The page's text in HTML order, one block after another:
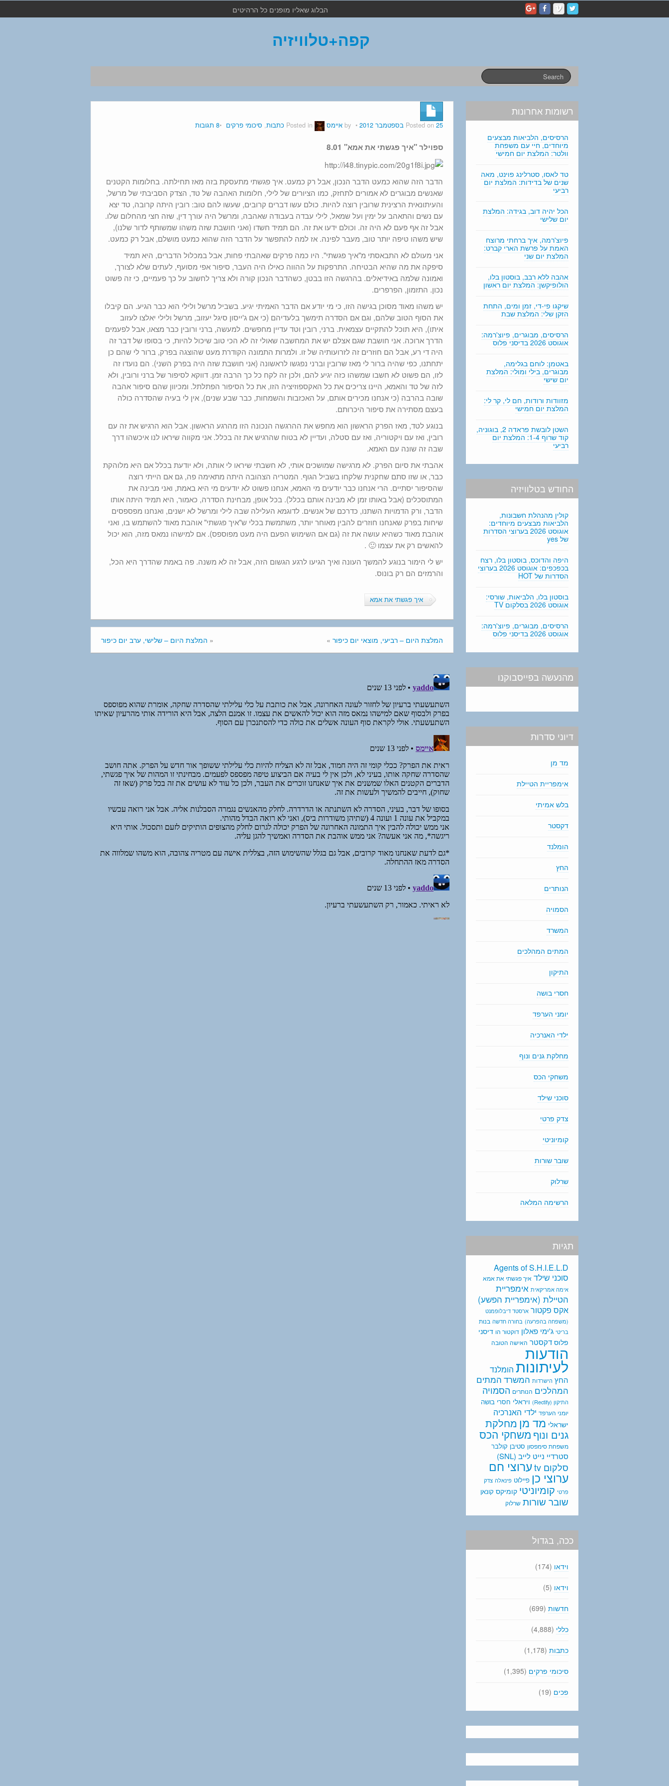
e
הבלוג שאליו מופנים כל הרהיטים
קפה+טלוויזיה
Posted on 25 בספטמבר 2012 by איימס Posted in כתבות, סיכומי פרקים 8 תגובות
ספוילר "איך פגשתי את אמא" 8.01
הדבר הזה שהוא כמעט הדבר הנכון, אבל רק כמעט. איך פגשתי מתעסקת בזה מאז תחילתה. בחלומות הקטנים
שאנשים מבוגרים לא אמורים לתחזק, כמו הציורים של לילי, חלומות האהבה של טד, הצדק הסביבתי של מרשל,
והעיתונאית הרצינית שרובין רוצה להיות. כולם עשו דברים קרובים, שעשו להם טוב: רובין היתה קרובה, טד יצא
עם נשים והתאהב על ימין ועל שמאל, לילי עבדה בעבודה שאהבה, ומרשל היה עורך דין, שזה חצי מהחלום שלו.
אבל זה אף פעם לא היה זה. וכולם ידעו את זה. הם תמיד חשדו (ואני חושבת שזה משהו שמשותף לדור שלנו),
שיש משהו טיפה יותר טוב, מעבר לפינה. אז למה להתפשר על הדבר הזה שהוא כמעט מושלם, אבל רק כמעט.
אני מעולם לא התבאסתי מ"איך פגשתי". היו כמה פרקים שאהבתי פחות, אבל במכלול הדברים, היא תמיד
סיפקה את מה שהיא הבטיחה. התרפקות על ההווה כאילו היה העבר, סיפור אפי מסועף, לעתים שלא לצורך,
ואמונה שלמה באידיאלים. בהרגשה הזו בבטן, כשהדבר הנכון קורה ולא צריך לחשוב על כך פעמיים, כי זה פשוט
נכון. התזמון, הפרפרים.
יש משהו מאוד מסוכן בגישה הזו, כי מי יודע אם הדבר האמיתי יגיע. בשביל מרשל ולילי הוא כבר הגיע. הם קיבלו
את הסוף הטוב שלהם, וגם אם הסדרה תימשך בלעדיהם (כי אם ג'ייסון סיגל יעזוב, מרשל ולילי יאלצו לעזוב
איתו), היא תוכל להתקיים עצמאית. ברני, רובין וטד עדיין מחפשים. למעשה, ברני ורובין כבר מצאו, אבל לפעמים
הדרך ארוכה. אני חושבת שגם אצלם יש את המחשבה שאולי זה לא הכי טוב שיכול להיות, כי בסופו של דבר זה
היה די רע, אבל הם חוזרים זה לזרועותיה של זו. ולמרות התמונה הקודרת מעט שהוצגה בפרק, ברור לי שהם כן
יתחתנו, כפי שהיה ברור לי מאז שרובין וברני נפגשו לראשונה (אני חושבת שזה היה בפרק השני). הם נועדו זה
לזו, הם פשוט לא חשבו שמשהו כזה יגיע להם, ולכן זה לקח כל כך הרבה זמן. דווקא לסיפור של ברני ורובין, ולא
לזה של טד והאמא, היינו צריכים את כל האקספוזיציה הזו, את כל הסיפור הפתלתל. ומכיוון שהם סיפור אהבה
שובה בהרבה (כי אנחנו מכירים אותם, על האכזבות והשמחות, כבר שבע שנים), אין לי בעיה שהסדרה כולה
בעצם מסתירה את סיפור היכרותם.
בנוגע לטד, מאז הפרק הראשון הוא מחפש את ההרגשה הנכונה הזו מהרגע הראשון. אבל הוא הרגיש את זה עם
רובין, ואז עם ויקטוריה, ואז עם סטלה, ועדיין לא בטוח שהרגיש את זה בכלל. אני מקווה שיראו לנו איכשהו דרך
שבה זה שונה עם האמא.
אהבתי את סיום הפרק. לא מרגישה שמושכים אותי, לא חשבתי שיראו לי אותה, ולא יודעת בכלל אם היא מלוהקת
כבר, או שזו סתם שחקנית שלקחו בשביל הגוף. המטריה הצהובה היתה מתאימה פה, גם אם הייתי רוצה
שהסיפור יסתיים. הרי אנחנו כבר יודעים מי האמא, אנחנו פשוט לא יודעים מי היא באמת, ואני מבינה את
המתוסכלים (אבל באותו זמן לא מבינה אותם בכלל). בכל אופן, מבחינת הסדרה, כאמור, היא תמיד היתה אותו
הדבר, ורק הדמויות השתנו, כדרכם של אנשים. לדוגמא העלילה שבה לילי ומרשל לא ישנים, ואנחנו מפספסים
שיחות בפרק שאנחנו חוזרים להבין מאוחר יותר, משתמשת בכלי ש"איך פגשתי" אוהבת מאוד להשתמש בו, ואני
אוהבת מאוד כשהיא עושה את זה (גם אם השימוש הפעם היה מעט מפוספס). אם למישהו נמאס מזה, הוא יכול
להאשים רק את עצמו 🙂 .
יש לי הימור בנוגע להמשך העונה ואיך הגיעו לרגע הגשום הזה, אבל זה לא משנה. פה באמת שהדרך היא הכל,
והרמזים הם רק בונוס.
איך פגשתי את אמא
« המלצת היום – שלישי, ערב יום כיפור המלצת היום – רביעי, מוצאי יום כיפור »
רשומות אחרונות
הרסיסים, הלביאות מבצעים
מיוחדים, חיי עם משפחת
וולטר: המלצת יום חמישי
טד לאסו, סטרלינג פוינט, מאה
שנים של בדידות: המלצת יום
רביעי
הכל יהיה דוב, בגידה: המלצת
יום שלישי
פיוצ'רמה, איך ברחתי מרוצח
האמת על פרשת הארי קברט:
המלצת יום שני
אהבה ללא רבב, בוסטון בלו,
הולופיקשן: המלצת יום ראשון
שיקגו פי-די, זמן ומים, התחת
הזקן שלי: המלצת שבת
הרסיסים, מבוגרים, פיוצ'רמה:
אוגוסט 2026 בדיסני פלוס
באטמן: לוחם בגלימה,
מבוגרים, בילי ומולי: המלצת
יום שישי
מזוודות ורודות, חם לי, קר לי:
המלצת יום חמישי
השטן לובשת פראדה 2, בוגוניה,
קוד שרוף 1-4: המלצת יום
רביעי
החודש בטלוויזיה
קולין מהנהלת חשבונות,
הלביאות מבצעים מיוחדים:
אוגוסט 2026 בערוצי הסדרות
של yes
היפה והדוכס, בוסטון בלו, רצח
בכפכפים: אוגוסט 2026 בערוצי
הסדרות של HOT
בוסטון בלו, הלביאות, שורסי:
אוגוסט 2026 בסלקום TV
הרסיסים, מבוגרים, פיוצ'רמה:
אוגוסט 2026 בדיסני פלוס
מהנעשה בפייסבוקנו
דיוני סדרות
מד מן
אימפריית הטיילת
בלש אמיתי
דקסטר
הומלנד
החץ
הנותרים
הסמויה
המשרד
המתים המהלכים
התיקון
חסרי בושה
יומני הערפד
ילדי האנרכיה
מחלקת גנים ונוף
משחקי הכס
סוכני שילד
צדק פרטי
קומיוניטי
שובר שורות
שרלוק
הרשימה המלאה
תגיות
Agents of S.H.I.E.L.D
סוכני שילד איך פגשתי את אמא
אימה אמריקאית אימפריית
הטיילת (אימפריית הפשע)
אקס פקטור ארסטד דיבלופמנט
(משפחה בהפרעה) בחורה חדשה בנות
בריטי ג'ימי פאלון דוקטור הו דיסני
פלוס דקסטר האישה הטובההודעות
לעיתונות הומלנד
החץ הישרדות המשרד המתים
המהלכים הנותרים הסמויה
התיקון (Rectify) ויראלי חסרי בושה
יומני הערפד ילדי האנרכיה
ישראלי מד מן מחלקת
גנים ונוף משחקי הכס
משפחת סימפסון סטיבן קולבר
סטרדיי נייט לייב (SNL)
סלקום tv ערוצי חם
ערוצי כן פיילוט פינאלה צדק
פרטי קומיוניטי קומיקס קונאן
שובר שורות שרלוק
ככה, בגדול
וידאו (174)
וידאו (5)
חדשות (699)
כללי (4,888)
כתבות (1,178)
סיכומי פרקים (1,395)
פכים (19)